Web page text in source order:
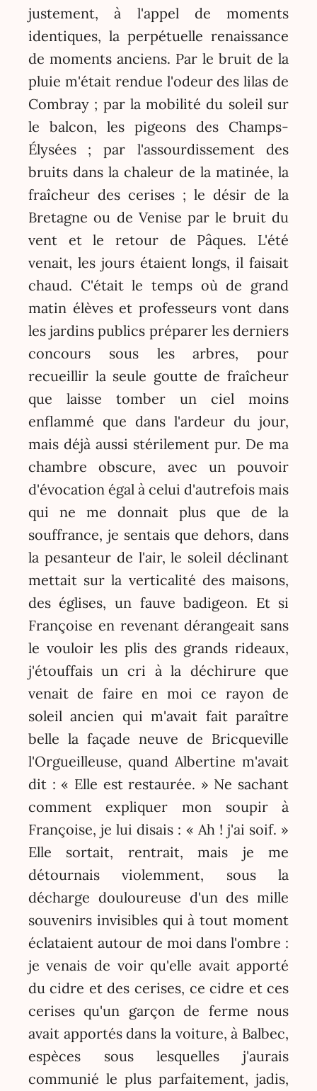
justement, à l'appel de moments
identiques, la perpétuelle renaissance
de moments anciens. Par le bruit de la
pluie m'était rendue l'odeur des lilas de
Combray ; par la mobilité du soleil sur
le balcon, les pigeons des Champs-
Élysées ; par l'assourdissement des
bruits dans la chaleur de la matinée, la
fraîcheur des cerises ; le désir de la
Bretagne ou de Venise par le bruit du
vent et le retour de Pâques. L'été
venait, les jours étaient longs, il faisait
chaud. C'était le temps où de grand
matin élèves et professeurs vont dans
les jardins publics préparer les derniers
concours sous les arbres, pour
recueillir la seule goutte de fraîcheur
que laisse tomber un ciel moins
enflammé que dans l'ardeur du jour,
mais déjà aussi stérilement pur. De ma
chambre obscure, avec un pouvoir
d'évocation égal à celui d'autrefois mais
qui ne me donnait plus que de la
souffrance, je sentais que dehors, dans
la pesanteur de l'air, le soleil déclinant
mettait sur la verticalité des maisons,
des églises, un fauve badigeon. Et si
Françoise en revenant dérangeait sans
le vouloir les plis des grands rideaux,
j'étouffais un cri à la déchirure que
venait de faire en moi ce rayon de
soleil ancien qui m'avait fait paraître
belle la façade neuve de Bricqueville
l'Orgueilleuse, quand Albertine m'avait
dit : « Elle est restaurée. » Ne sachant
comment expliquer mon soupir à
Françoise, je lui disais : « Ah ! j'ai soif. »
Elle sortait, rentrait, mais je me
détournais violemment, sous la
décharge douloureuse d'un des mille
souvenirs invisibles qui à tout moment
éclataient autour de moi dans l'ombre :
je venais de voir qu'elle avait apporté
du cidre et des cerises, ce cidre et ces
cerises qu'un garçon de ferme nous
avait apportés dans la voiture, à Balbec,
espèces sous lesquelles j'aurais
communié le plus parfaitement, jadis,